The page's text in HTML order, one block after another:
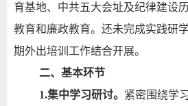
育基地、中共五大会址及纪律建设
教育和廉政教育。还未完成实践研
期外出培训工作结合开展。
二、基本环节
1.集中学习研讨。 紧密围绕学